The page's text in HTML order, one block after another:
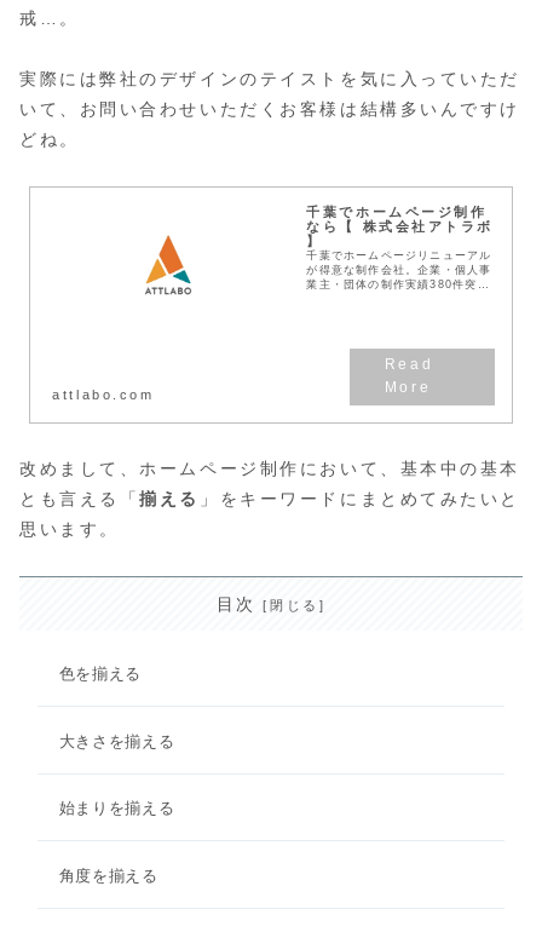
戒…。
実際には弊社のデザインのテイストを気に入っていただ
いて、お問い合わせいただくお客様は結構多いんですけ
どね。
千葉でホームページ制作
なら【 株式会社アトラボ
】
千葉でホームページリニューアル
が得意な制作会社。企業・個人事
業主・団体の制作実績380件突
attlabo.com
改めまして、ホームページ制作において、基本中の基本
とも言える「揃える 」をキーワードにまとめてみたいと
思います。
目次
色を揃える
大きさを揃える
始まりを揃える
角度を揃える